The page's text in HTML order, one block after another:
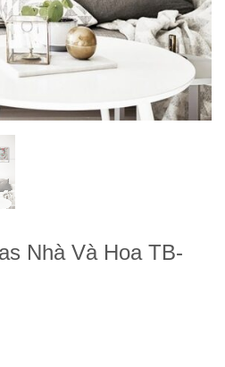
Nhà Và Hoa TB-